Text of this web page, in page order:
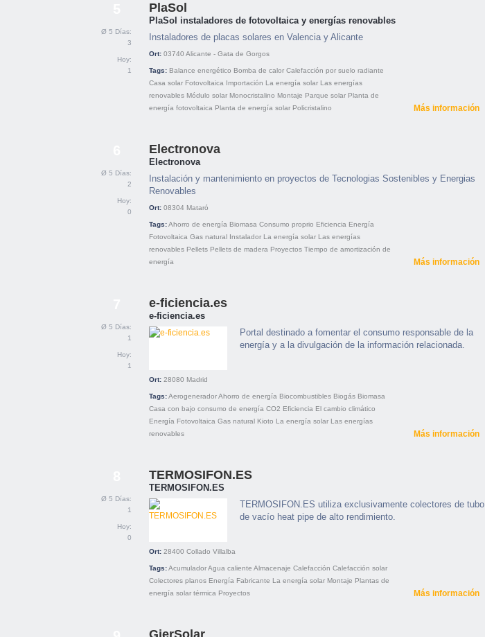
Ø 5 Días:
3
Hoy:
1
PlaSol
PlaSol instaladores de fotovoltaica y energías renovables
Instaladores de placas solares en Valencia y Alicante
Ort: 03740 Alicante - Gata de Gorgos
Tags: Balance energético Bomba de calor Calefacción por suelo radiante
Casa solar Fotovoltaica Importación La energía solar Las energías
renovables Módulo solar Monocristalino Montaje Parque solar Planta de
energía fotovoltaica Planta de energía solar Policristalino Más información
Ø 5 Días:
2
Hoy:
0
Electronova
Electronova
Instalación y mantenimiento en proyectos de Tecnologias Sostenibles y Energias
Renovables
Ort: 08304 Mataró
Tags:Ahorro de energía Biomasa Consumo proprio Eficiencia Energía
Fotovoltaica Gas natural Instalador La energía solar Las energías
renovables Pellets Pellets de madera Proyectos Tiempo de amortización de
energía
Más información
Ø 5 Días:
1
Hoy:
1
e-ficiencia.es
e-ficiencia.es
Portal destinado a fomentar el consumo responsable de la
energía y a la divulgación de la información relacionada.
Ort: 28080 Madrid
Tags:AerogeneradorAhorro de energía Biocombustibles Biogás Biomasa
Casa con bajo consumo de energía CO2 Eficiencia El cambio climático
Energía Fotovoltaica Gas natural Kioto La energía solar Las energías
renovables
Más información
Ø 5 Días:
1
Hoy:
0
TERMOSIFON.ES
TERMOSIFON.ES
TERMOSIFON.ES utiliza exclusivamente colectores de tubo
de vacío heat pipe de alto rendimiento.
Ort: 28400 Collado Villalba
Tags:AcumuladorAgua caliente Almacenaje Calefacción Calefacción solar
Colectores planos Energía Fabricante La energía solar Montaje Plantas de
energía solar térmica Proyectos Más información
GierSolar